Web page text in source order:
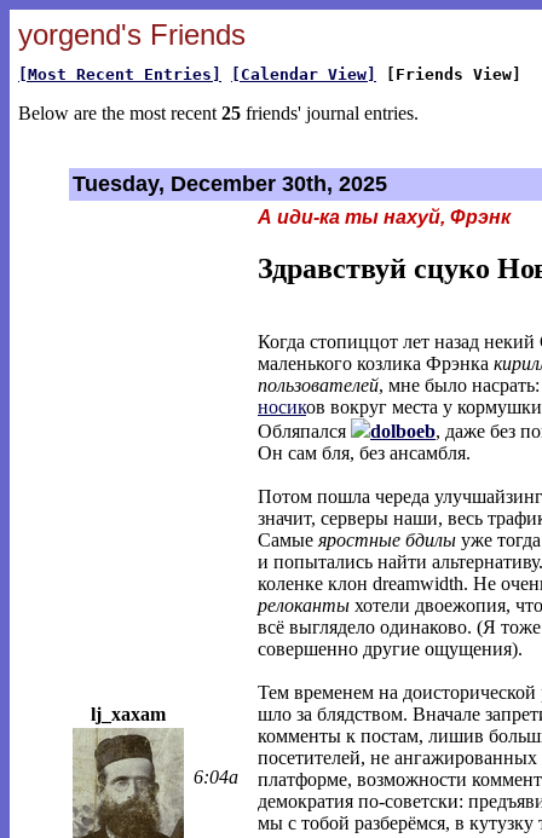
yorgend's Friends
[Most Recent Entries] [Calendar View] [Friends View]
Below are the most recent 25 friends' journal entries.
Tuesday, December 30th, 2025
lj_xaxam
6:04a
А иди-ка ты нахуй, Фрэнк
Здравствуй сцуко
Когда стопиццот лет назад
маленького козлика Фрэнка
пользователей, мне было
носиков вокруг места у
Обляпался
dolboeb, даже без
Он сам бля, без ансамбля.
Потом пошла череда
значит, серверы наши, весь
Самые яростные бдилы уже
и попытались найти
коленке клон dreamwidth. Не
релоканты хотели двоежопия,
всё выглядело одинаково. (Я
совершенно другие ощущения).
Тем временем на
шло за блядством. Вначале
комменты к постам, лишив
посетителей, не
платформе, возможности
демократия по-советски:
мы с тобой разберёмся, в кутузку